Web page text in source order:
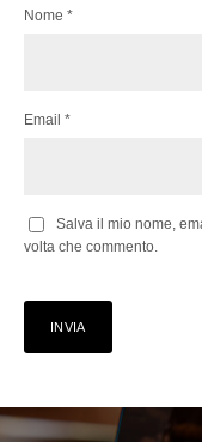
Nome *
Email *
Salva il mio nome,
volta che commento.